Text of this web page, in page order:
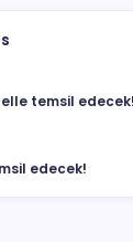
temsil edecek!
edecek!